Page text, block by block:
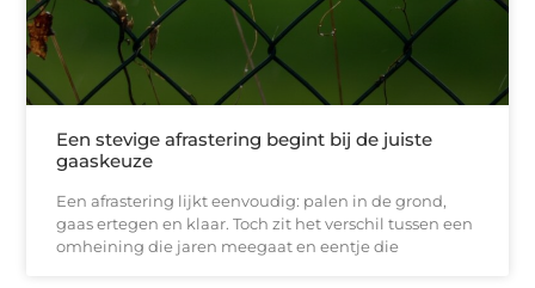
Een stevige afrastering begint bij de juiste
gaaskeuze
Een afrastering lijkt eenvoudig: palen in de grond,
gaas ertegen en klaar. Toch zit het verschil tussen een
omheining die jaren meegaat en eentje die